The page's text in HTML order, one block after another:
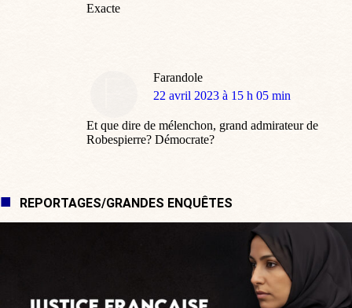
Exacte
Farandole
dit
22 avril 2023 à 15 h 05 min
Et que dire de mélenchon, grand admirateur de
Robespierre? Démocrate?
REPORTAGES/GRANDES ENQUÊTES